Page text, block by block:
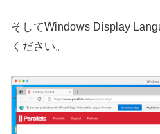
そしてWindows Display
ください。